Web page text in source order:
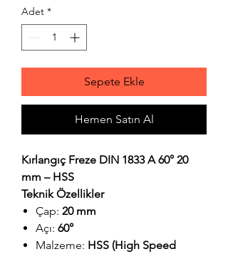
Adet *
Sepete Ekle
Hemen Satın Al
Kırlangıç Freze DIN 1833 A 60° 20
mm – HSS
Teknik Özellikler
Çap: 20 mm
Açı: 60°
Malzeme: HSS (High Speed